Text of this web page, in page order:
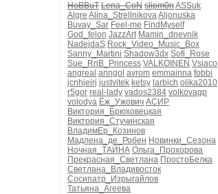
HoBBuT Lena_CoN slipm0nASSuk
Algre Alina_StrellnikovaAljonuska
Buvay_Sar Feel-me FindMyself
God_felon JazzArt Mamin_dnevnik
NadejdaS Rock_Video_Music_Box
Sanny_Martini Shadow3dx Sofi_Rose
Sue_RnB_Princess VALKOINEN Vsiaco
angreal anngol avrom emmainna fobbi
jcnhjeirj justvitek ketsy larbich olika2010
r5gor real-lady vados2384 volkovagp
volodya Ёж_Ужович АСИР
Виктория_Брюховецкая
Виктория_Стучинская
ВладимЕр_Козинов
Мадлена_де_Робен Новинки_Сезона
Ночная_ТАЙНА Ольга_Прохорова
Прекрасная_Светлана ПростоБелка
Светлана_Владивосток
Сосипатр_Изрыгайлов
Татьяна_Агеева